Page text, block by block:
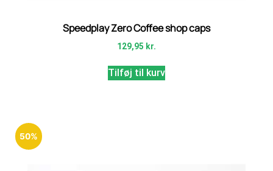
Speedplay Zero Coffee shop caps
129,95 kr.
Tilføj til kurv
50%